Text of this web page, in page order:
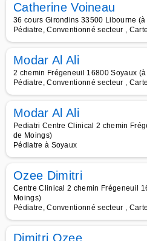
Catherine Voineau
36 cours Girondins 33500 Libourne
Pédiatre, Conventionné secteur ,
Modar Al Ali
2 chemin Frégeneuil 16800 Soyaux
Pédiatre, Conventionné secteur ,
Modar Al Ali
Pediatri Centre Clinical 2 chemin
de Moings)
Pédiatre à Soyaux
Ozee Dimitri
Centre Clinical 2 chemin Frégeneuil
Moings)
Pédiatre, Conventionné secteur ,
Dimitri Ozee